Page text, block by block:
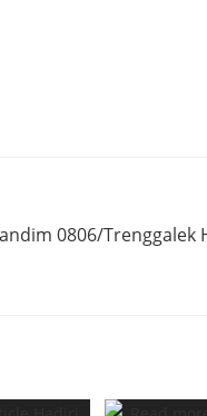
0806/Trenggalek